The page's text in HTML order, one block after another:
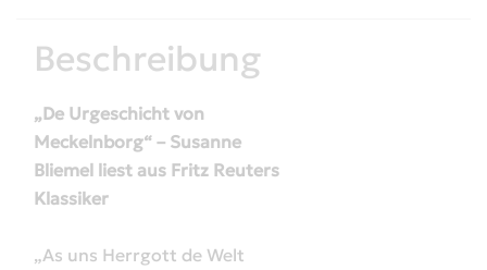
Beschreibung
„De Urgeschicht von
Meckelnborg“ – Susanne
Bliemel liest aus Fritz Reuters
Klassiker
„As uns Herrgott de Welt